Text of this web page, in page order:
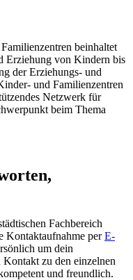
beinhaltet
Erziehung von Kindern bis
der Erziehungs- und
und Familienzentren
Netzwerk für
beim Thema
Fachbereich
Kontaktaufnahme perE-
um dein
zu den einzelnen
und freundlich.